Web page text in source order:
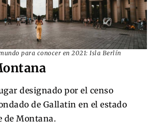
para conocer en 2021: Isla Berlín
designado por el censo
de Gallatin en el estado
de Montana.